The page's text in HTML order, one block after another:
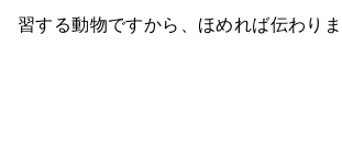
習する動物ですから、ほめれば伝わりま